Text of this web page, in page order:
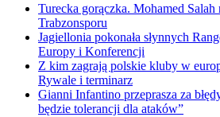
Turecka gorączka. Mohamed Salah
Trabzonsporu
Jagiellonia pokonała słynnych
Europy i Konferencji
Z kim zagrają polskie kluby w
Rywale i terminarz
Gianni Infantino przeprasza za
będzie tolerancji dla ataków”